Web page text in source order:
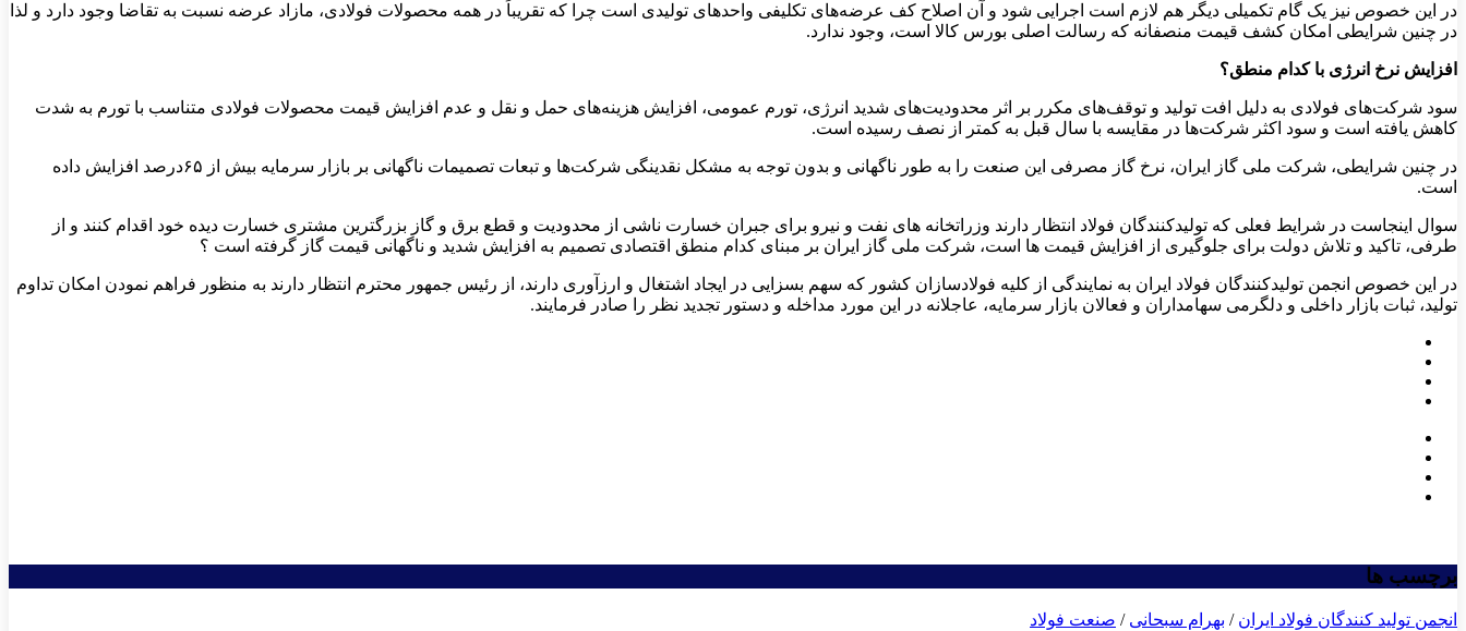
در این خصوص نیز یک گام تکمیلی دیگر هم لازم است اجرایی شود و آن اصلاح کف عرضه‌های تکلیفی واحدهای تولیدی است چرا که تقریباً در همه محصولات فولادی، مازاد عرضه نسبت به تقاضا وجود دارد و لذا
در چنین شرایطی امکان کشف قیمت منصفانه که رسالت اصلی بورس کالا است، وجود ندارد.
افزایش نرخ انرژی با کدام منطق؟
سود شرکت‌های فولادی به دلیل افت تولید و توقف‌های مکرر بر اثر محدودیت‌های شدید انرژی، تورم عمومی، افزایش هزینه‌های حمل و نقل و عدم افزایش قیمت محصولات فولادی متناسب با تورم به شدت
کاهش یافته است و سود اکثر شرکت‌ها در مقایسه با سال قبل به کمتر از نصف رسیده است.
در چنین شرایطی، شرکت ملی گاز ایران، نرخ گاز مصرفی این صنعت را به طور ناگهانی و بدون توجه به مشکل نقدینگی شرکت‌ها و تبعات تصمیمات ناگهانی بر بازار سرمایه بیش از ۶۵درصد افزایش داده
است.
سوال اینجاست در شرایط فعلی که تولیدکنندگان فولاد انتظار دارند وزراتخانه های نفت و نیرو برای جبران خسارت ناشی از محدودیت و قطع برق و گاز بزرگترین مشتری خسارت دیده خود اقدام کنند و از
طرفی، تاکید و تلاش دولت برای جلوگیری از افزایش قیمت ها است، شرکت ملی گاز ایران بر مبنای کدام منطق اقتصادی تصمیم به افزایش شدید و ناگهانی قیمت گاز گرفته است ؟
در این خصوص انجمن تولیدکنندگان فولاد ایران به نمایندگی از کلیه فولادسازان کشور که سهم بسزایی در ایجاد اشتغال و ارزآوری دارند، از رئیس جمهور محترم انتظار دارند به منظور فراهم نمودن امکان تداوم
تولید، ثبات بازار داخلی و دلگرمی سهامداران و فعالان بازار سرمایه، عاجلانه در این مورد مداخله و دستور تجدید نظر را صادر فرمایند.
برچسب ها
انجمن تولید کنندگان فولاد ایران / بهرام سبحانی / صنعت فولاد